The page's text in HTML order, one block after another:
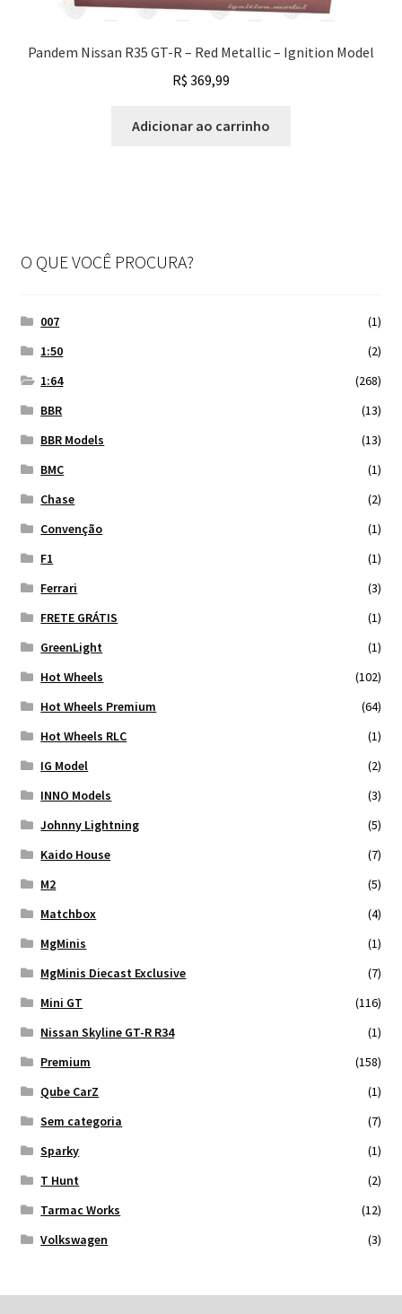
Pandem Nissan R35 GT-R – Red Metallic – Ignition Model
R$ 369,99
Adicionar ao carrinho
O QUE VOCÊ PROCURA?
007
(1)
1:50
(2)
1:64
(268)
BBR
(13)
BBR Models
(13)
BMC
(1)
Chase
(2)
Convenção
(1)
F1
(1)
Ferrari
(3)
FRETE GRÁTIS
(1)
GreenLight
(1)
Hot Wheels
(102)
Hot Wheels Premium
(64)
Hot Wheels RLC
(1)
IG Model
(2)
INNO Models
(3)
Johnny Lightning
(5)
Kaido House
(7)
M2
(5)
Matchbox
(4)
MgMinis
(1)
MgMinis Diecast Exclusive
(7)
Mini GT
(116)
Nissan Skyline GT-R R34
(1)
Premium
(158)
Qube CarZ
(1)
Sem categoria
(7)
Sparky
(1)
T Hunt
(2)
Tarmac Works
(12)
Volkswagen
(3)